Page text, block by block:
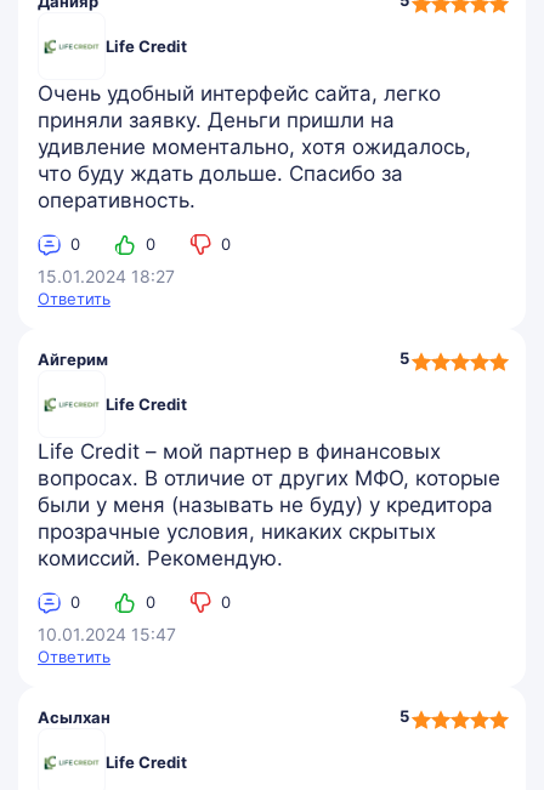
Life Credit
Очень удобный интерфейс сайта, легко
приняли заявку. Деньги пришли на
удивление моментально, хотя ожидалось,
что буду ждать дольше. Спасибо за
оперативность.
0 0 0
15.01.2024 18:27
Ответить
Айгерим
Life Credit
5
5,0
Life Credit – мой партнер в финансовых
вопросах. В отличие от других МФО, которые
были у меня (называть не буду) у кредитора
прозрачные условия, никаких скрытых
комиссий. Рекомендую.
0 0 0
10.01.2024 15:47
Ответить
Асылхан
Life Credit
5
5,0